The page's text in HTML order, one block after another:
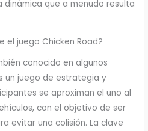
dinámica que a menudo resulta
el juego Chicken Road?
conocido en algunos
un juego de estrategia y
se aproximan el uno al
con el objetivo de ser
evitar una colisión. La clave